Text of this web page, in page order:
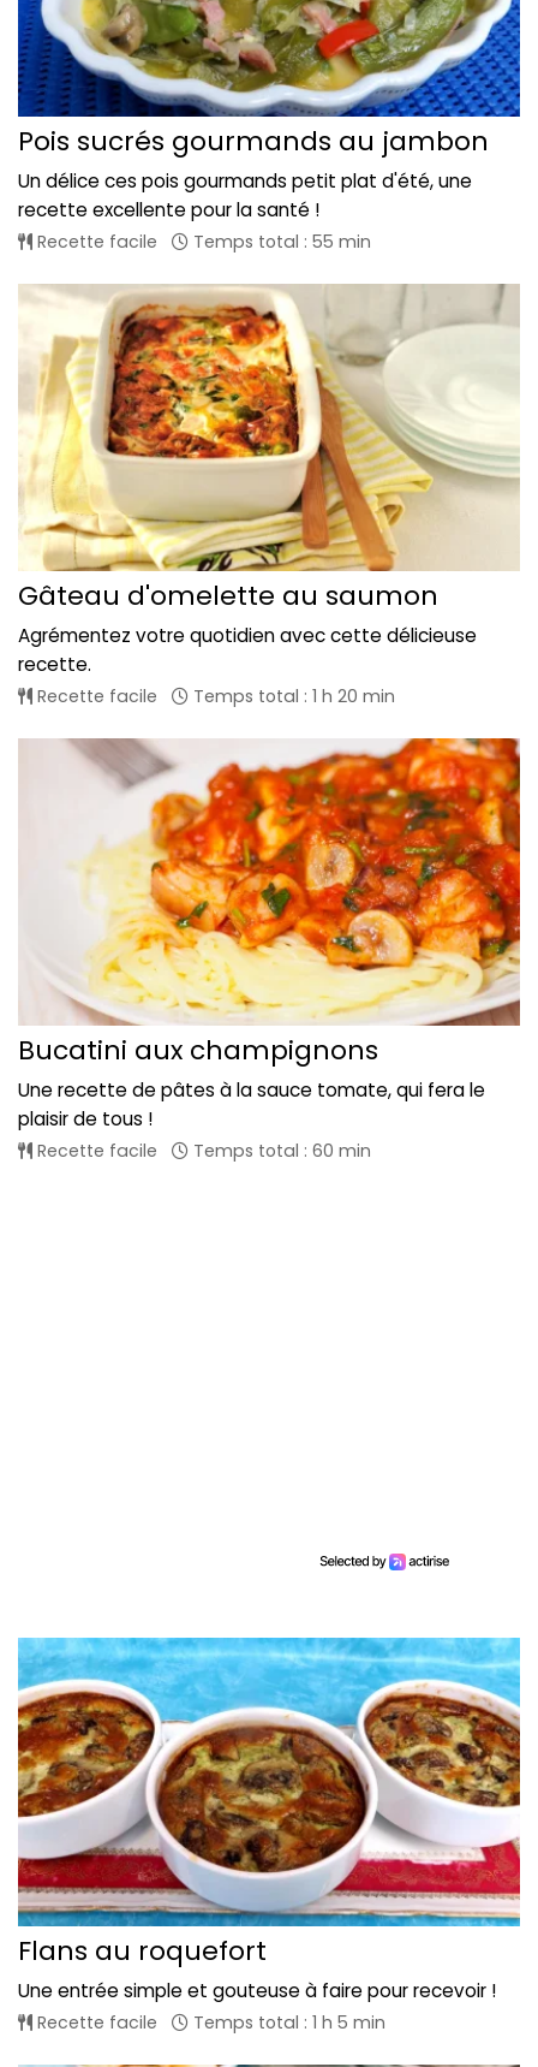
Pois sucrés gourmands au jambon
Un délice ces pois gourmands petit plat d'été, une
recette excellente pour la santé !
Recette facile Temps total : 55 min
Gâteau d'omelette au saumon
Agrémentez votre quotidien avec cette délicieuse
recette.
Recette facile Temps total : 1 h 20 min
Bucatini aux champignons
Une recette de pâtes à la sauce tomate, qui fera le
plaisir de tous !
Recette facile Temps total : 60 min
Flans au roquefort
Une entrée simple et gouteuse à faire pour recevoir !
Recette facile Temps total : 1 h 5 min